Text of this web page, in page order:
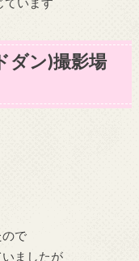
ダン)撮影場
で
ましたが